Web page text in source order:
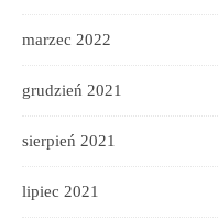
marzec 2022
grudzień 2021
sierpień 2021
lipiec 2021